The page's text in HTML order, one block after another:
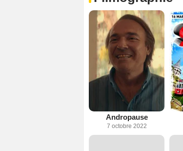
Andropause
7 octobre 2022